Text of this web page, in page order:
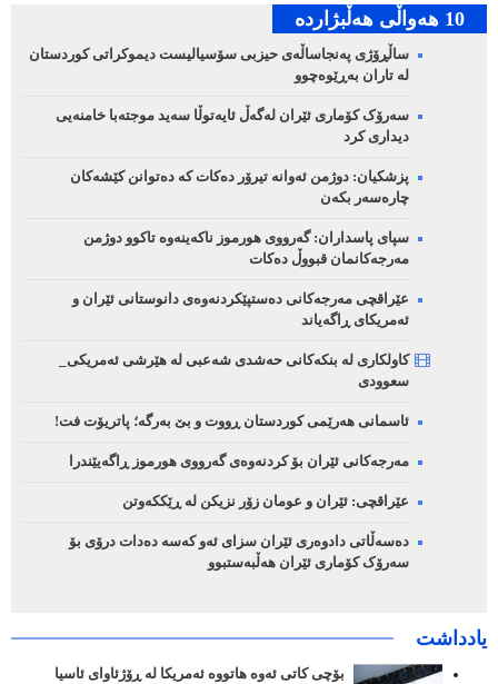
10 هه‌واڵی هه‌ڵبژارده‌
ساڵڕۆژی پەنجاساڵەی حیزبی سۆسیالیست دیموکراتی کوردستان
لە تاران بەڕێوەچوو
سەرۆک کۆماری ئێران لەگەڵ ئایەتوڵا سەید موجتەبا خامنەیی
دیداری کرد
پزشکیان: دوژمن ئەوانە تیرۆر دەکات کە دەتوانن کێشەکان
چارەسەر بکەن
سپای پاسداران: گەرووی هورموز ناکەینەوە تاکوو دوژمن
مەرجەکانمان قبووڵ دەکات
عێراقچی مەرجەکانی دەستپێکردنەوەی دانوستانی ئێران و
ئەمریکای ڕاگەیاند
کاولکاری لە بنکەکانی حەشدی شەعبی لە هێرشی ئەمریکی_
سعوودی
ئاسمانی هەرێمی کوردستان ڕووت و بێ بەرگە؛ پاتریۆت فت!
مەرجەکانی ئێران بۆ کردنەوەی گەرووی هورموز ڕاگەیێندرا
عێراقچی: ئێران و عومان زۆر نزیکن لە ڕێککەوتن
دەسەڵاتی دادوەری ئێران سزای ئەو کەسە دەدات درۆی بۆ
سەرۆک کۆماری ئێران هەڵبەستبوو
یادداشت
بۆچی کاتی ئەوە هاتووە ئەمریکا لە ڕۆژئاوای ئاسیا